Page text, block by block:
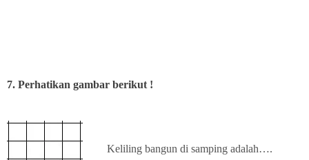
7. Perhatikan gambar berikut !
Keliling bangun di samping adalah….